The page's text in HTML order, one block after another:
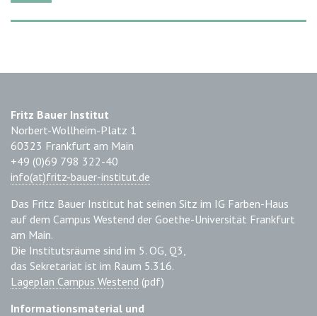
Fritz Bauer Institut
Norbert-Wollheim-Platz 1
60323 Frankfurt am Main
+49 (0)69 798 322-40
info(at)fritz-bauer-institut.de
Das Fritz Bauer Institut hat seinen Sitz im IG Farben-Haus
auf dem Campus Westend der Goethe-Universität Frankfurt
am Main.
Die Institutsräume sind im 5. OG, Q3,
das Sekretariat ist im Raum 5.316.
Lageplan Campus Westend (pdf)
Informationsmaterial und